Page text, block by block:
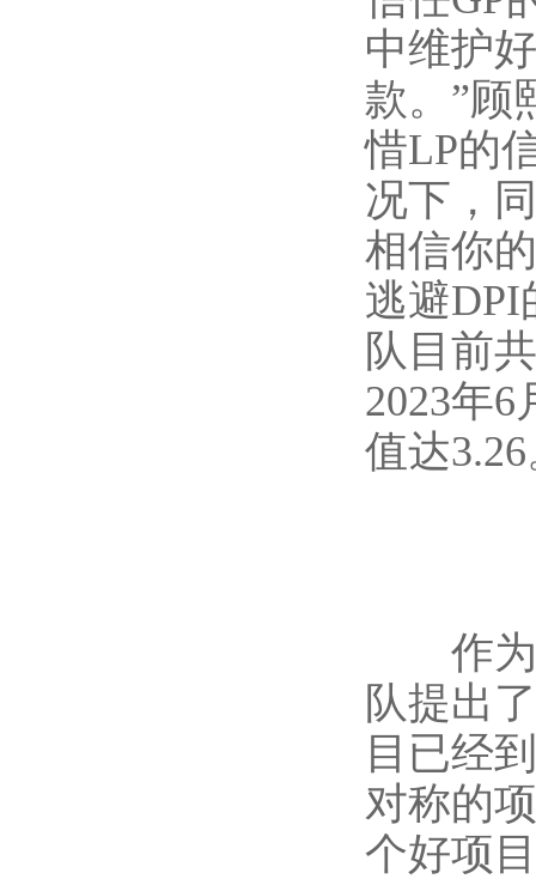
中维护
款。”顾
惜LP的
况下，
相信你
逃避DPI
队目前
2023年
值达
作为
队提出
目已经
对称的
个好项